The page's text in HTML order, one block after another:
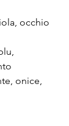
occhio
onice,